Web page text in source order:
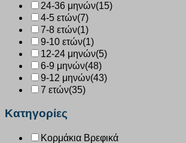
24-36 μηνών(15)
4-5 ετών(7)
7-8 ετών(1)
9-10 ετών(1)
12-24 μηνών(5)
6-9 μηνών(48)
9-12 μηνών(43)
7 ετών(35)
Κατηγορίες
Κορμάκια Βρεφικά